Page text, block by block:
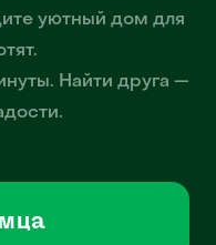
уютный дом для
Найти друга —